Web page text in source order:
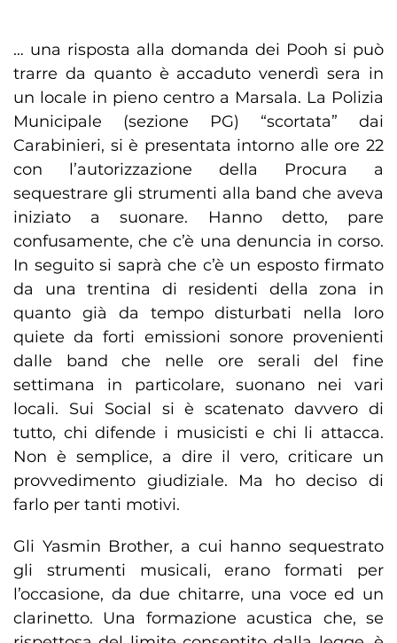
… una risposta alla domanda dei Pooh si può
trarre da quanto è accaduto venerdì sera in
un locale in pieno centro a Marsala. La Polizia
Municipale (sezione PG) “scortata” dai
Carabinieri, si è presentata intorno alle ore 22
con l’autorizzazione della Procura a
sequestrare gli strumenti alla band che aveva
iniziato a suonare. Hanno detto, pare
confusamente, che c’è una denuncia in corso.
In seguito si saprà che c’è un esposto firmato
da una trentina di residenti della zona in
quanto già da tempo disturbati nella loro
quiete da forti emissioni sonore provenienti
dalle band che nelle ore serali del fine
settimana in particolare, suonano nei vari
locali. Sui Social si è scatenato davvero di
tutto, chi difende i musicisti e chi li attacca.
Non è semplice, a dire il vero, criticare un
provvedimento giudiziale. Ma ho deciso di
farlo per tanti motivi.
Gli Yasmin Brother, a cui hanno sequestrato
gli strumenti musicali, erano formati per
l’occasione, da due chitarre, una voce ed un
clarinetto. Una formazione acustica che, se